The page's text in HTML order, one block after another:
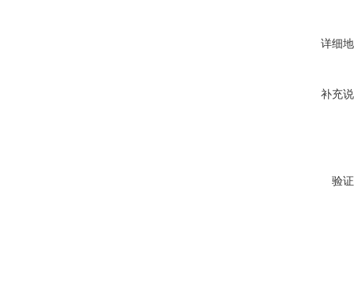
详细
补充
验